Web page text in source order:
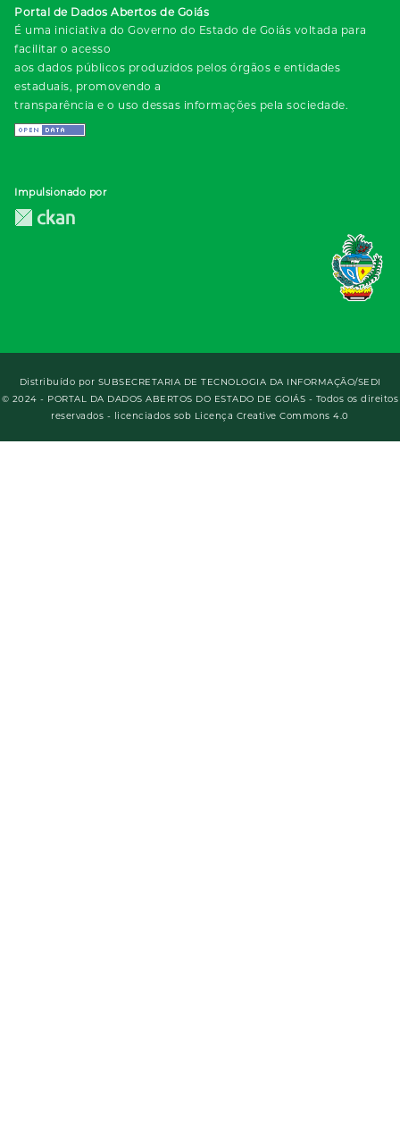
Portal de Dados Abertos de Goiás
É uma iniciativa do Governo do Estado de Goiás voltada para
facilitar o acesso
aos dados públicos produzidos pelos órgãos e entidades
estaduais, promovendo a
transparência e o uso dessas informações pela sociedade.
Impulsionado por
Distribuído por SUBSECRETARIA DE TECNOLOGIA DA INFORMAÇÃO/SEDI
© 2024 - PORTAL DA DADOS ABERTOS DO ESTADO DE GOIÁS - Todos os direitos
reservados - licenciados sob Licença Creative Commons 4.0